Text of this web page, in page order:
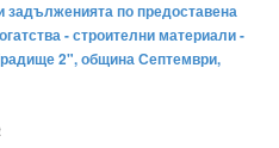
задълженията по предоставена
- строителни материали -
2", община Септември,